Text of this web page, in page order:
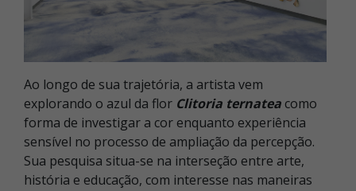
Ao longo de sua trajetória, a artista vem
explorando o azul da flor Clitoria ternatea como
forma de investigar a cor enquanto experiência
sensível no processo de ampliação da percepção.
Sua pesquisa situa-se na interseção entre arte,
história e educação, com interesse nas maneiras